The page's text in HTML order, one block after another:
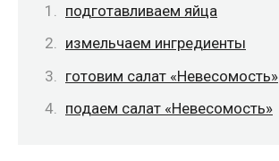
подготавливаем яйца
измельчаем ингредиенты
готовим салат «Невесомость»
подаем салат «Невесомость»